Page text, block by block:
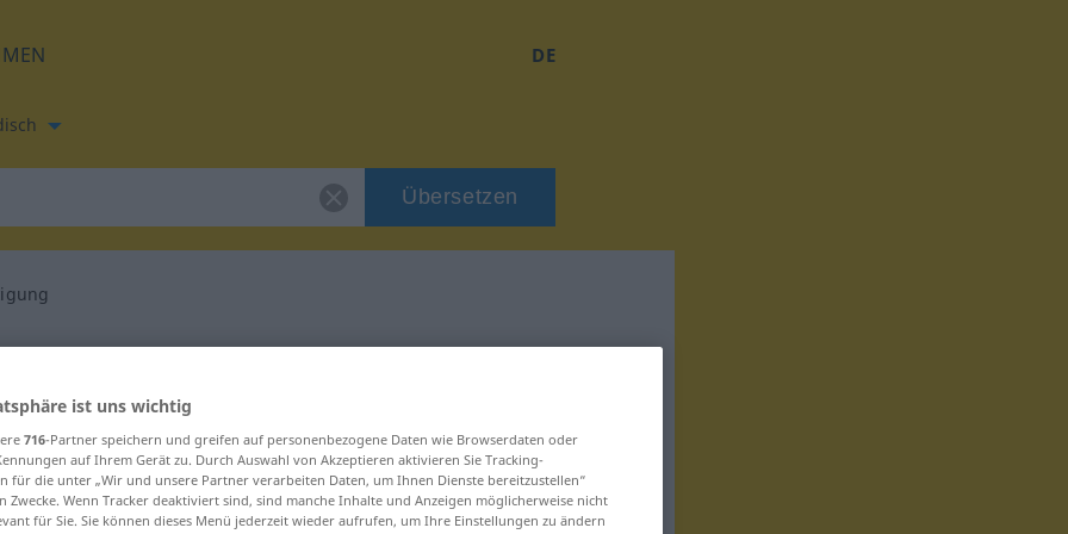
DE
Übersetzen
für "Betätigung"
ist uns wichtig
716-Partner speichern und greifen auf personenbezogene Daten wie Browserdaten oder
auf Ihrem Gerät zu. Durch Auswahl von Akzeptieren aktivieren Sie Tracking-
für die unter „Wir und unsere Partner verarbeiten Daten, um Ihnen Dienste bereitzustellen“
Zwecke. Wenn Tracker deaktiviert sind, sind manche Inhalte und Anzeigen möglicherweise nicht
für Sie. Sie können dieses Menü jederzeit wieder aufrufen, um Ihre Einstellungen zu ändern